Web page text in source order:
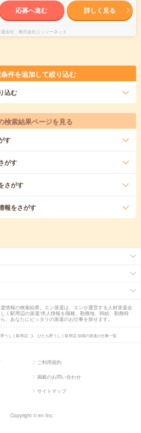
応募へ進む 詳しく見る
会社 株式会社ニッソーネット
件を追加して絞り込む
込む
検索結果ページを見る
す
がす
さがす
報をさがす
情報の検索結果。エン派遣は、エンが運営する人材派遣会
く駅周辺の派遣/求人情報を職種、勤務地、時給、勤務時
、あなたにピッタリの派遣のお仕事を探せます。
うしく駅周辺 ひたち野うしく駅周辺 短期の派遣の仕事一覧
ご利用規約
掲載のお問い合わせ
サイトマップ
Copyright © en Inc.